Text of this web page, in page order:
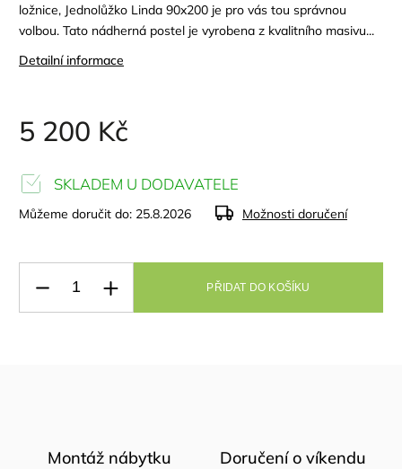
ložnice, Jednolůžko Linda 90x200 je pro vás tou správnou
volbou. Tato nádherná postel je vyrobena z kvalitního masivu...
Detailní informace
5 200 Kč
SKLADEM U DODAVATELE
Můžeme doručit do: 25.8.2026 Možnosti doručení
PŘIDAT DO KOŠÍKU
Montáž nábytku Doručení o víkendu